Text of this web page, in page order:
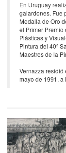
En Uruguay
galardones. Fue
Medalla de Oro
el Primer Premio
Plásticas y
Pintura del 40º
Maestros de la
Vernazza residió
mayo de 1991, a